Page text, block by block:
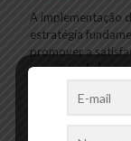
A implementação
estratégia
promover a
benefícios[…]